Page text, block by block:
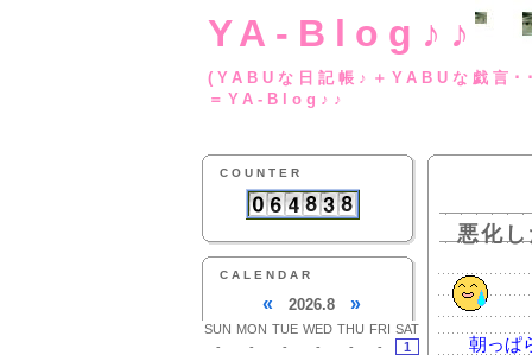
YA-Blog♪♪
(YABUな日記帳♪
＝YA-Blog♪♪
COUNTER
CALENDAR
« 2026.8 »
SUN MON TUE WED THU FRI SAT
-
- - - - -
1
悪化
朝っぱ